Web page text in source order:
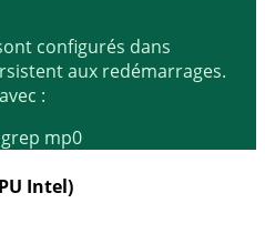
configurés dans
aux redémarrages.
:
Intel)